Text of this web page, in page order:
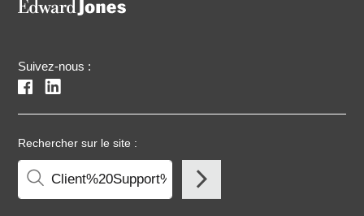
Suivez-nous :
Rechercher sur le site :